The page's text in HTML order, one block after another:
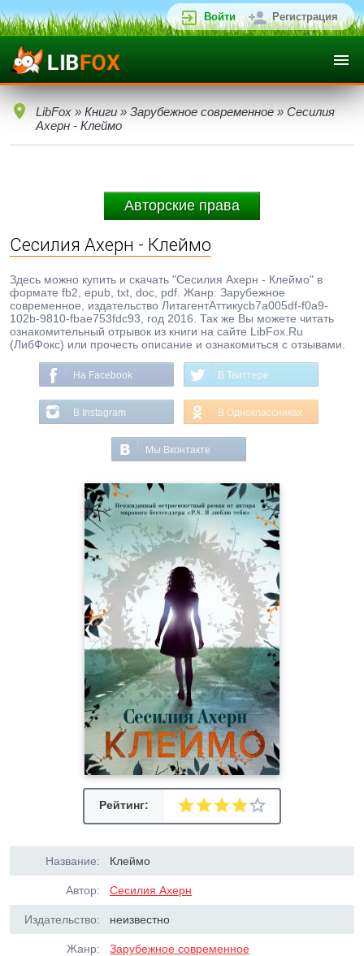
Войти Регистрация
LibFox » Книги » Зарубежное современное » Сесилия
Ахерн - Клеймо
Авторские права
Сесилия Ахерн - Клеймо
Здесь можно купить и скачать "Сесилия Ахерн - Клеймо" в
формате fb2, epub, txt, doc, pdf. Жанр: Зарубежное
современное, издательство ЛитагентАттикусb7a005df-f0a9-
102b-9810-fbae753fdc93, год 2016. Так же Вы можете читать
ознакомительный отрывок из книги на сайте LibFox.Ru
(ЛибФокс) или прочесть описание и ознакомиться с отзывами.
На Facebook В Твиттере
В Instagram В Одноклассниках
Мы Вконтакте
Рейтинг:
Название: Клеймо
Автор: Сесилия Ахерн
Издательство: неизвестно
Жанр: Зарубежное современное